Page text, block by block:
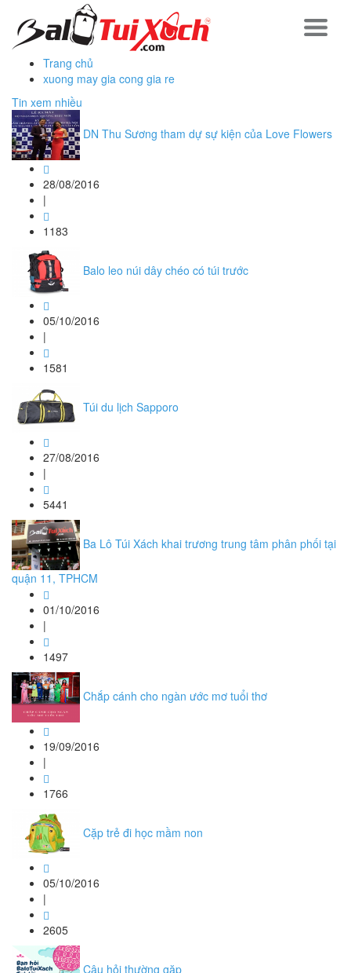
Trang chủ
xuong may gia cong gia re
Tin xem nhiều
DN Thu Sương tham dự sự kiện của Love Flowers
28/08/2016
|
1183
Balo leo núi dây chéo có túi trước
05/10/2016
|
1581
Túi du lịch Sapporo
27/08/2016
|
5441
Ba Lô Túi Xách khai trương trung tâm phân phối tại
quận 11, TPHCM
01/10/2016
|
1497
Chắp cánh cho ngàn ước mơ tuổi thơ
19/09/2016
|
1766
Cặp trẻ đi học mầm non
05/10/2016
|
2605
Câu hỏi thường gặp